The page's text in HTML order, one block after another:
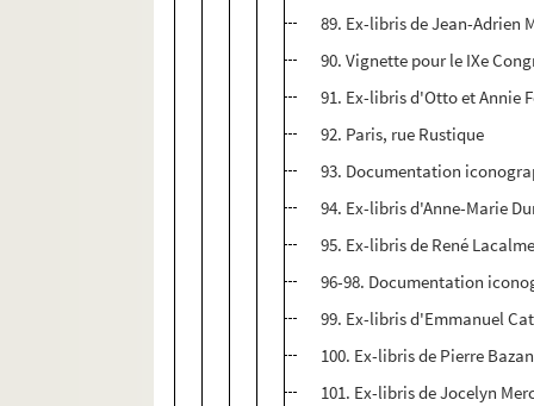
89. Ex-libris de Jean-Adrien
90. Vignette pour le IXe
91. Ex-libris d'Otto et Annie
92. Paris, rue Rustique
93. Documentation
94. Ex-libris d'Anne-Marie
95. Ex-libris de René
96-98. Documentation
99. Ex-libris d'Emmanuel
100. Ex-libris de Pierre
101. Ex-libris de Jocelyn